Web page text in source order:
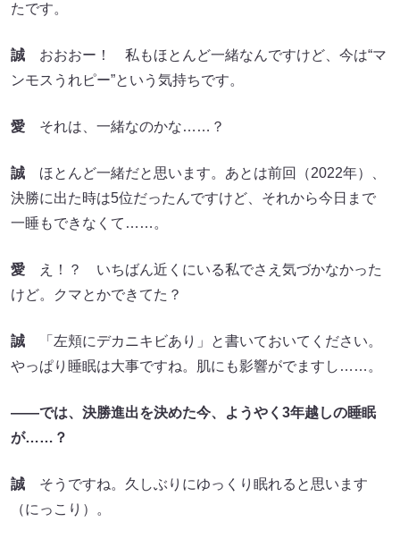
たです。
誠 おおおー！ 私もほとんど一緒なんですけど、今は“マ
ンモスうれピー”という気持ちです。
愛 それは、一緒なのかな……？
誠 ほとんど一緒だと思います。あとは前回（2022年）、
決勝に出た時は5位だったんですけど、それから今日まで
一睡もできなくて……。
愛 え！？ いちばん近くにいる私でさえ気づかなかった
けど。クマとかできてた？
誠 「左頬にデカニキビあり」と書いておいてください。
やっぱり睡眠は大事ですね。肌にも影響がでますし……。
――では、決勝進出を決めた今、ようやく3年越しの睡眠
が……？
誠 そうですね。久しぶりにゆっくり眠れると思います
（にっこり）。